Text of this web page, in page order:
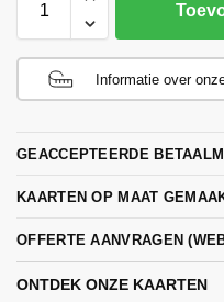
Informatie over
GEACCEPTEERDE
KAARTEN OP MAAT
OFFERTE AANVRAGEN
ONTDEK ONZE KAARTEN